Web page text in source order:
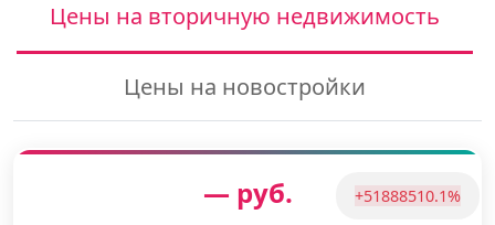
Цены на вторичную недвижимость
Цены на новостройки
— руб. +51888510.1%